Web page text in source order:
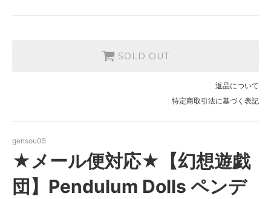
SOLD OUT
返品について
特定商取引法に基づく表記
gensou05
★メール便対応★【幻想遊戯
団】Pendulum Dolls ペンデ